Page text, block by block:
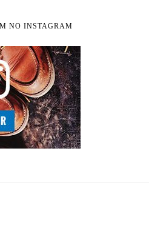
NO INSTAGRAM